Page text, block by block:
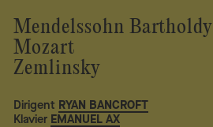
Mendelssohn Bartholdy
Mozart
Zemlinsky
Dirigent RYAN BANCROFT
Klavier EMANUEL AX